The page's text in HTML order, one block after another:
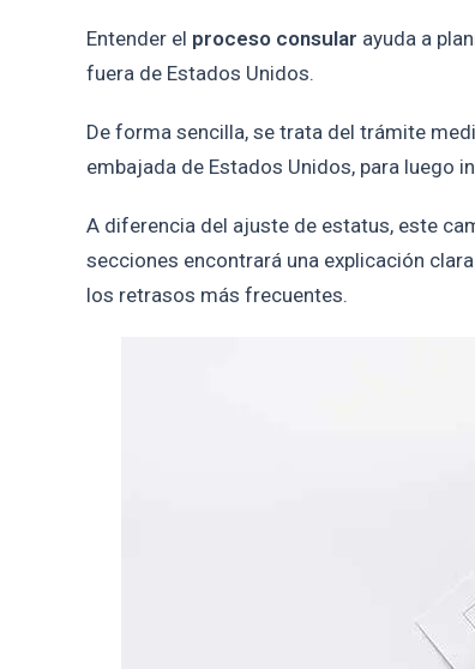
Entender el proceso consular ayuda a
fuera de Estados Unidos.
De forma sencilla, se trata del trámite
embajada de Estados Unidos, para luego
A diferencia del ajuste de estatus, este
secciones encontrará una explicación
los retrasos más frecuentes.